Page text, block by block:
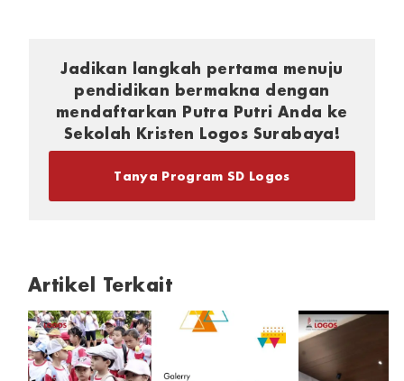
Jadikan langkah pertama menuju
pendidikan bermakna dengan
mendaftarkan Putra Putri Anda ke
Sekolah Kristen Logos Surabaya!
Tanya Program SD Logos
Artikel Terkait